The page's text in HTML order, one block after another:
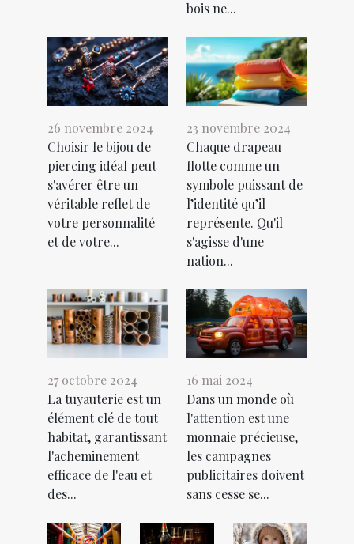
bois ne...
26 novembre 2024
Choisir le bijou de
piercing idéal peut
s'avérer être un
véritable reflet de
votre personnalité
et de votre...
23 novembre 2024
Chaque drapeau
flotte comme un
symbole puissant de
l’identité qu’il
représente. Qu'il
s'agisse d'une
nation...
27 octobre 2024
La tuyauterie est un
élément clé de tout
habitat, garantissant
l'acheminement
efficace de l'eau et
des...
16 mai 2024
Dans un monde où
l'attention est une
monnaie précieuse,
les campagnes
publicitaires doivent
sans cesse se...